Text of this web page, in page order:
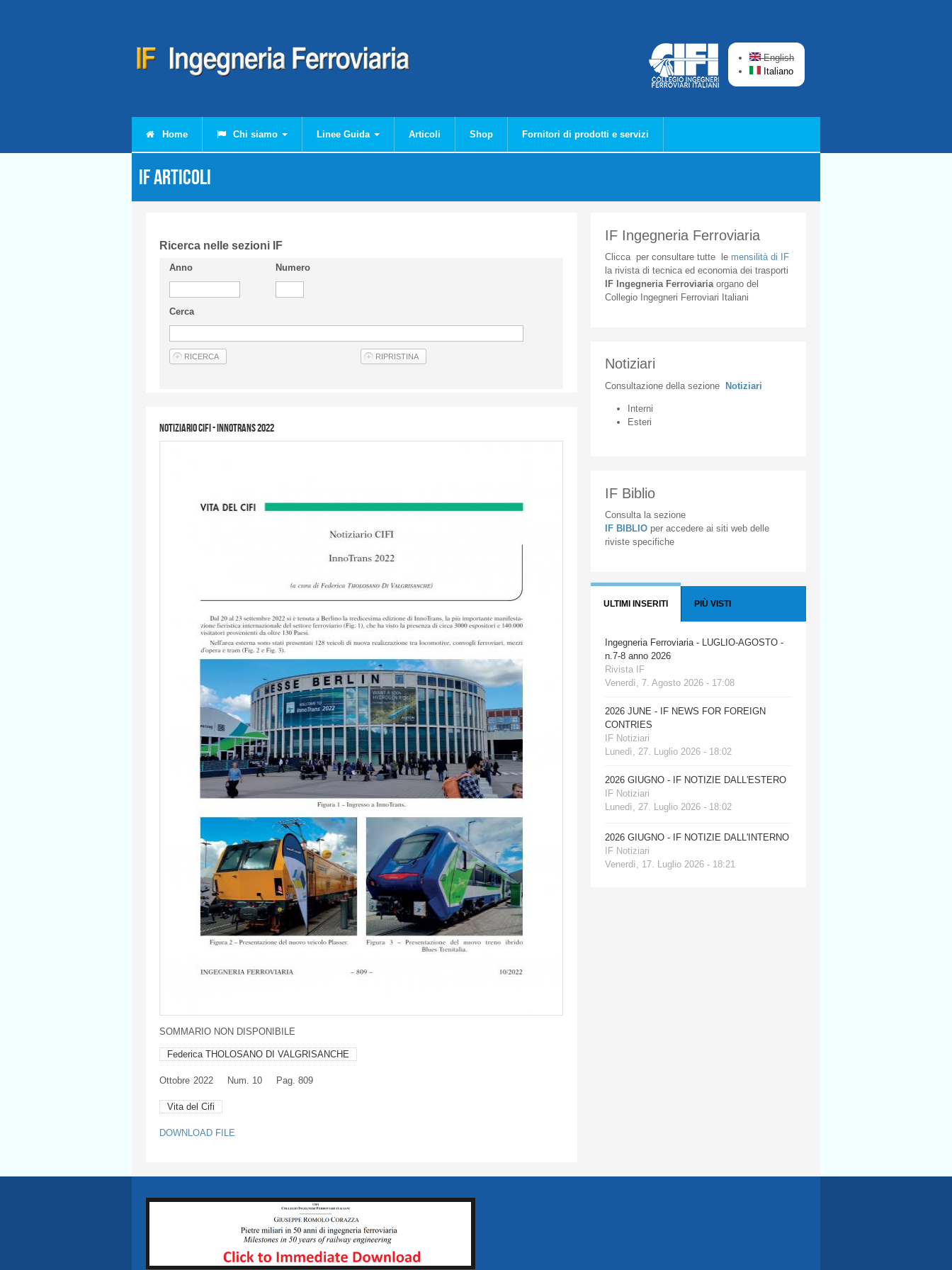
English
Italiano
Home Chi siamo Linee Guida Articoli Shop Fornitori di prodotti e servizi
IF Articoli
Ricerca nelle sezioni IF
Anno Numero
Cerca
Notiziario CIFI - InnoTrans 2022
SOMMARIO NON DISPONIBILE
Federica THOLOSANO DI VALGRISANCHE
Ottobre 2022 Num. 10 Pag. 809
Vita del Cifi
DOWNLOAD FILE
IF Ingegneria Ferroviaria
Cliccaper consultare tuttele mensilità di IF
la rivista di tecnica ed economia dei trasporti
IF Ingegneria Ferroviaria organodel
Collegio
Ingegneri Ferroviari Italiani
Notiziari
Consultazione della sezione Notiziari
Interni
Esteri
IF Biblio
Consulta la sezione
IF BIBLIO per accedere ai siti web delle
riviste specifiche
ULTIMI INSERITI PIÙ VISTI
Ingegneria Ferroviaria - LUGLIO-AGOSTO -
n.7-8 anno 2026
Rivista IF
Venerdì, 7. Agosto 2026 - 17:08
2026 JUNE - IF NEWS FOR FOREIGN
CONTRIES
IF Notiziari
Lunedì, 27. Luglio 2026 - 18:02
2026 GIUGNO - IF NOTIZIE DALL'ESTERO
IF Notiziari
Lunedì, 27. Luglio 2026 - 18:02
2026 GIUGNO - IF NOTIZIE DALL'INTERNO
IF Notiziari
Venerdì, 17. Luglio 2026 - 18:21